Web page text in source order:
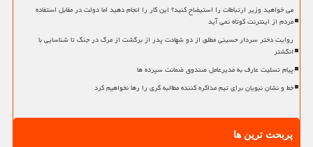
می خواهید وزیر ارتباطات را استیضاح کنید؟ این کار را انجام دهید اما دولت در مقابل استفاده
مردم از اینترنت کوتاه نمی آید
روایت دختر سردار حسینی مطلق از دو شهادت پدر از برگشت از مرگ در جنگ تا شناسایی با
انگشتر
پیام تسلیت عارف به مدیرعامل صندوق ضمانت سپرده ها
خط و نشان نبویان برای تیم مذاکره کننده مطالبه گری را رها نخواهیم کرد
پربحث ترین ها